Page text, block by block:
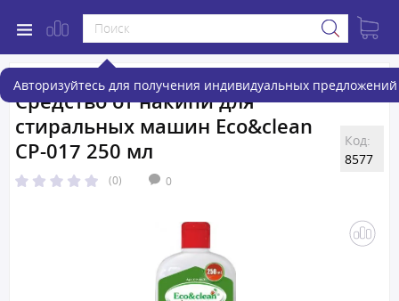
Авторизуйтесь для получения индивидуальных предложений
Средство от накипи для
стиральных машин Eco&clean
CP-017 250 мл
(0) 0
Код:
8577